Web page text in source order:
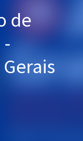
de